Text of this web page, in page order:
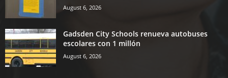
August 6, 2026
Gadsden City Schools renueva autobuses
escolares con 1 millón
August 6, 2026